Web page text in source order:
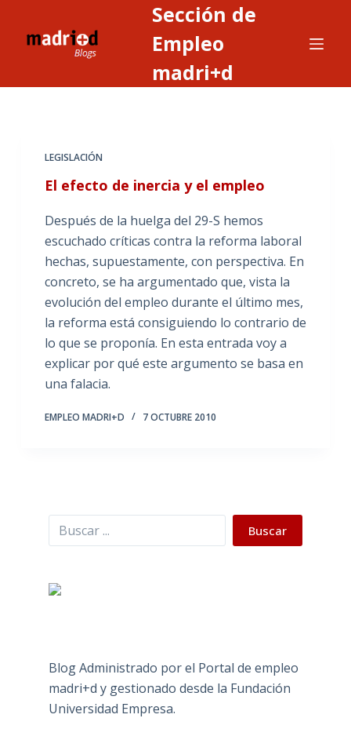
Sección de
Empleo
madri+d
LEGISLACIÓN
El efecto de inercia y el empleo
Después de la huelga del 29-S hemos
escuchado críticas contra la reforma laboral
hechas, supuestamente, con perspectiva. En
concreto, se ha argumentado que, vista la
evolución del empleo durante el último mes,
la reforma está consiguiendo lo contrario de
lo que se proponía. En esta entrada voy a
explicar por qué este argumento se basa en
una falacia.
EMPLEO MADRI+D 7 OCTUBRE 2010
Buscar Buscar
Blog Administrado por el Portal de empleo
madri+d y gestionado desde la Fundación
Universidad Empresa.